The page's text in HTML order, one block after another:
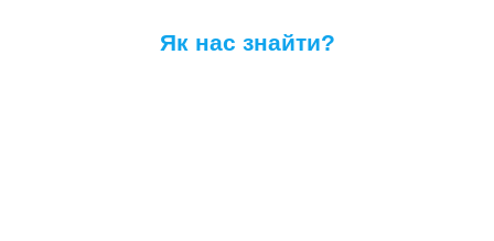
Як нас знайти?